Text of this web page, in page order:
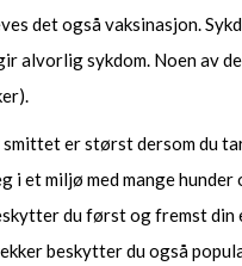
det også vaksinasjon.
alvorlig sykdom. Noen av
er størst dersom du
i et miljø med mange hunder
du først og fremst din
beskytter du også